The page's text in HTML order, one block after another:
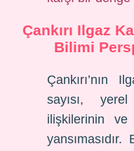
Çankırı Ilgaz
Bilimi
Çankırı’nın
sayısı,
ilişkilerinin ve